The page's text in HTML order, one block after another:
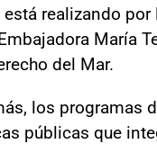
realizando por
María
del Mar.
los programas
públicas que